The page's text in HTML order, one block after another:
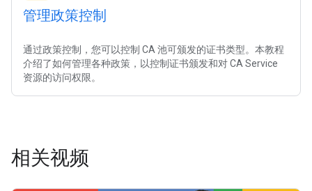
管理政策控制
通过政策控制，您可以控制 CA 池可颁发的证书类型。本教程
介绍了如何管理各种政策，以控制证书颁发和对 CA Service
资源的访问权限。
相关视频